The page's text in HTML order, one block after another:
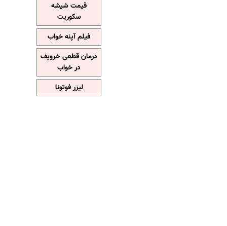
قیمت شیشه
سکوریت
فیلم آپنه خواب
درمان قطعی خروپف
در خواب
لیزر فوتونا